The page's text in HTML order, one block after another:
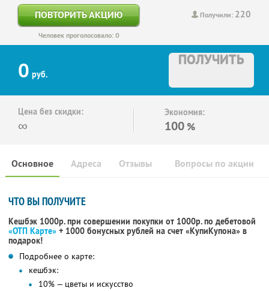
Получили: 220
ПОВТОРИТЬ АКЦИЮ
Человек проголосовало: 0
0 руб.
ПОЛУЧИТЬ
Цена без скидки:
∞
Экономия:
100 %
Основное Отзывы Вопросы по акции
Адреса
ЧТО ВЫ ПОЛУЧИТЕ
Кешбэк 1000р. при совершении покупки от 1000р. по дебетовой
«ОТП Карте» + 1000 бонусных рублей на счет «КупиКупона» в
подарок!
Подробнее о карте:
кешбэк:
10% — цветы и искусство